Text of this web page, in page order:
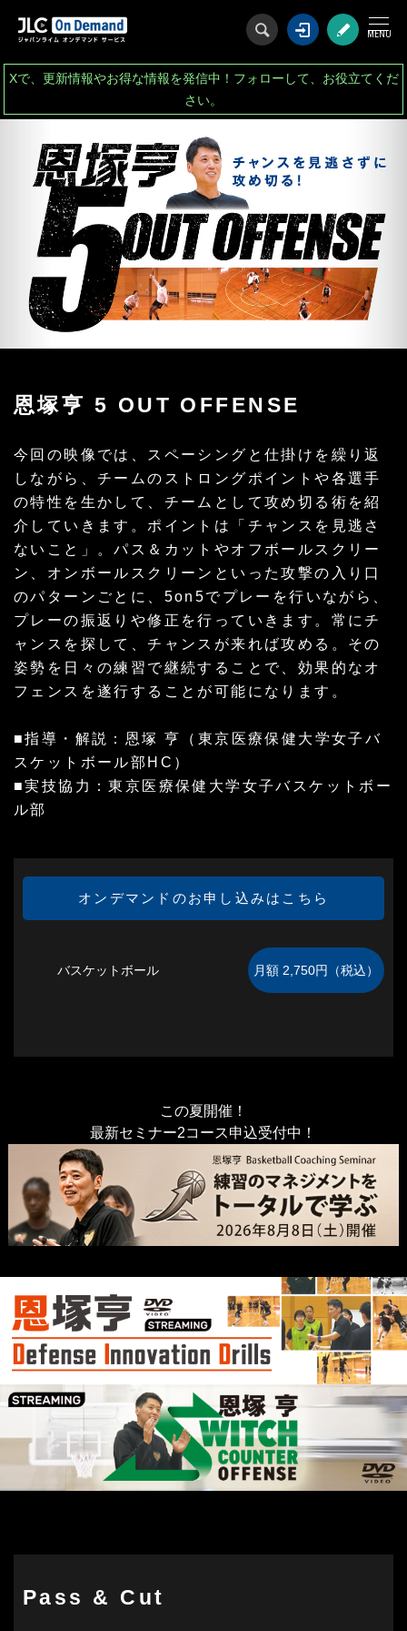
ログイン会
Xで、更新情報やお得な情報を発信中！フォローして、お役立てくだ
さい。
恩塚亨 5 OUT OFFENSE
今回の映像では、スペーシングと仕掛けを繰り返
しながら、チームのストロングポイントや各選手
の特性を生かして、チームとして攻め切る術を紹
介していきます。ポイントは「チャンスを見逃さ
ないこと」。パス＆カットやオフボールスクリー
ン、オンボールスクリーンといった攻撃の入り口
のパターンごとに、5on5でプレーを行いながら、
プレーの振返りや修正を行っていきます。常にチ
ャンスを探して、チャンスが来れば攻める。その
姿勢を日々の練習で継続することで、効果的なオ
フェンスを遂行することが可能になります。
■指導・解説：恩塚 亨（東京医療保健大学女子バ
スケットボール部HC）
■実技協力：東京医療保健大学女子バスケットボー
ル部
オンデマンドのお申し込みはこちら
バスケットボール
この夏開催！
最新セミナー2コース申込受付中！
Pass & Cut